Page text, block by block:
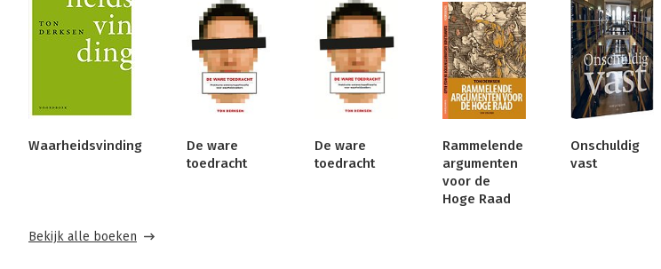
Waarheidsvinding
De ware
toedracht
De ware
toedracht
Rammelende
argumenten
voor de
Hoge Raad
Onschuldig
vast
Bekijk alle boeken